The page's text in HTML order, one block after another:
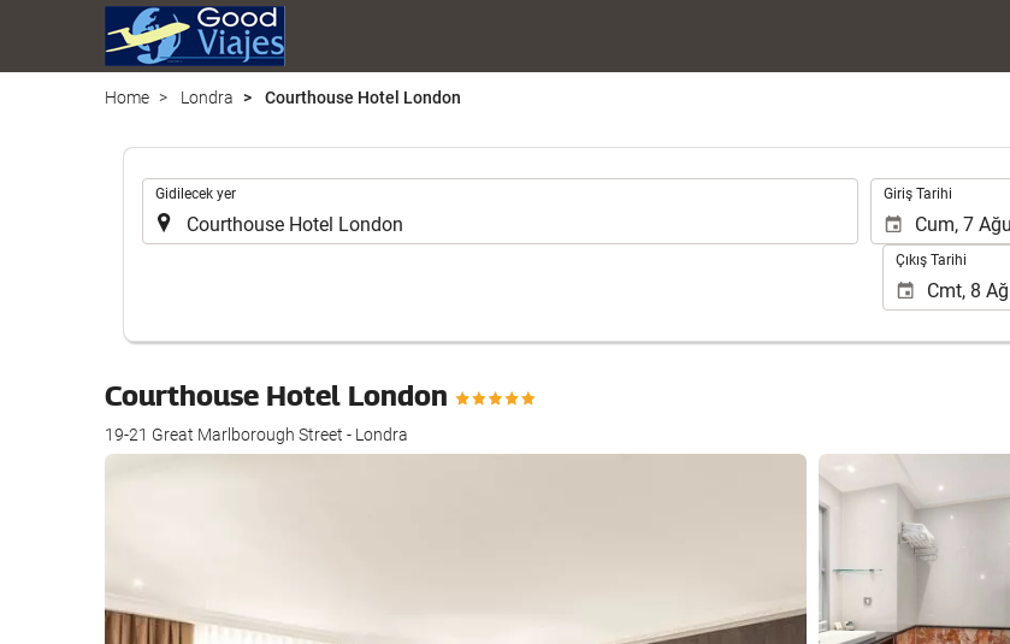
Home Londra Courthouse Hotel London
Gidilecek yer Giriş Tarihi
Çıkış Tarihi
Courthouse Hotel London
19-21 Great Marlborough Street - Londra